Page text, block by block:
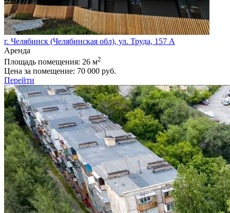
г. Челябинск (Челябинская обл), ул. Труда, 157 А
Аренда
Площадь помещения: 26 м2
Цена за помещение: 70 000 руб.
Перейти